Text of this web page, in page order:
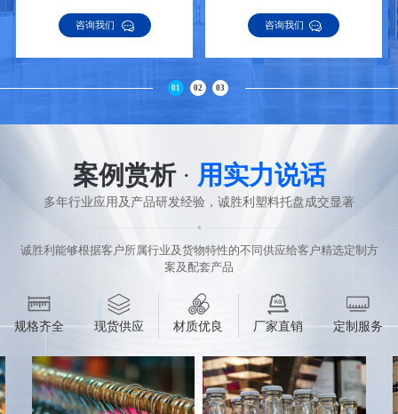
咨询我们 咨询我们
01 02 03
案例赏析 · 用实力说话
多年行业应用及产品研发经验，诚胜利塑料托盘成交显著
诚胜利能够根据客户所属行业及货物特性的不同供应给客户精选定制方
案及配套产品
规格齐全 现货供应 材质优良 厂家直销 定制服务